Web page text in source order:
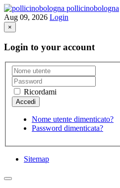
pollicinobologna
Aug 09, 2026 Login
×
Login to your account
Ricordami
Nome utente dimenticato?
Password dimenticata?
Sitemap